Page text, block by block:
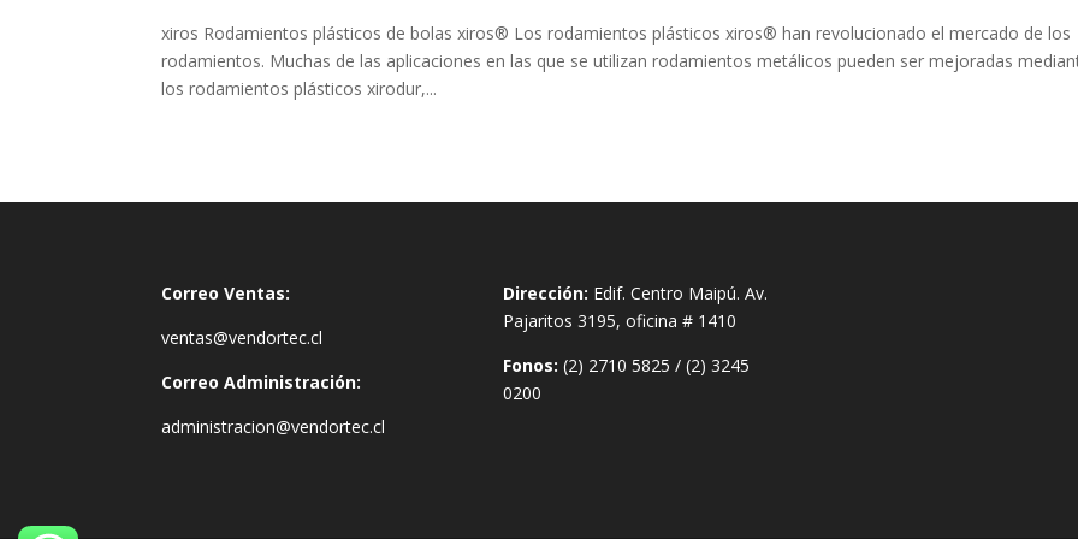
xiros Rodamientos plásticos de bolas xiros® Los rodamientos plásticos xiros® han revolucionado el mercado de los
rodamientos. Muchas de las aplicaciones en las que se utilizan rodamientos metálicos pueden ser mejoradas
los rodamientos plásticos xirodur,...
Correo Ventas:
ventas@vendortec.cl
Correo Administración:
administracion@vendortec.cl
Dirección: Edif. Centro Maipú. Av.
Pajaritos 3195, oficina # 1410
Fonos: (2) 2710 5825 / (2) 3245
0200